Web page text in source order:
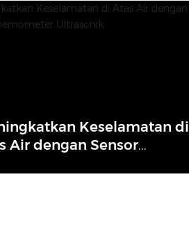
Keselamatan di
Air dengan Sensor